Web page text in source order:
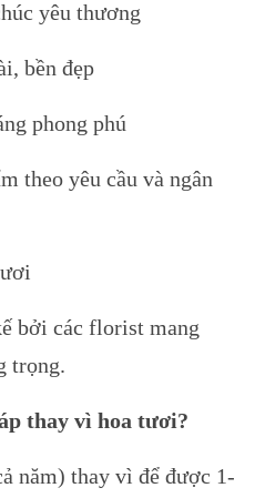
yêu thương
bền đẹp
phong phú
theo yêu cầu và ngân
bởi các florist mang
trọng.
thay vì hoa tươi?
năm) thay vì để được 1-